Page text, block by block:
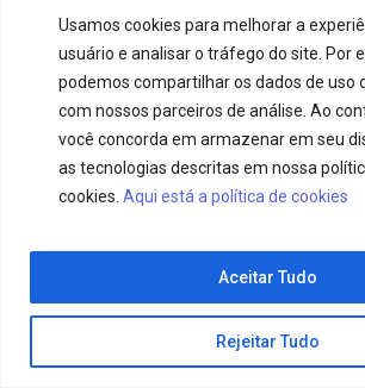
Usamos cookies para melhorar a
usuário e analisar o tráfego do site. Por
podemos compartilhar os dados de uso
com nossos parceiros de análise. Ao
você concorda em armazenar em seu
as tecnologias descritas em nossa
cookies. Aqui está a política de cookies
Rejeitar Tudo
Aceitar Tudo
ATENDIMENTO +55 11 2431-5000
CAMESA® INDÚSTRIA TÊXTIL
2kwgvdxipqvvmqkyhm0ym4fnrj6iuq